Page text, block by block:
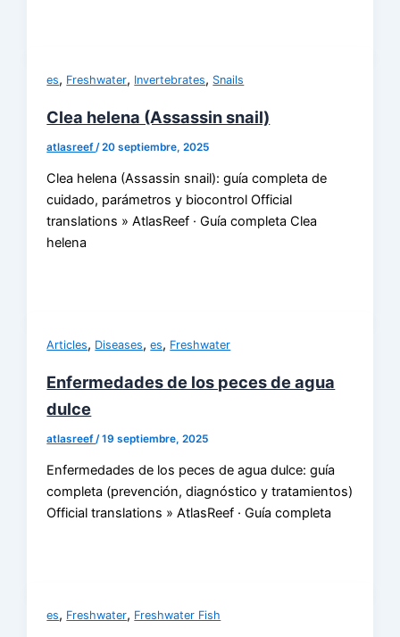
es, Freshwater, Invertebrates, Snails
Clea helena (Assassin snail)
atlasreef /20 septiembre, 2025
Clea helena (Assassin snail): guía completa de
cuidado, parámetros y biocontrol Official
translations » AtlasReef · Guía completa Clea
helena
Articles, Diseases,es, Freshwater
Enfermedades de los peces de agua
dulce
atlasreef/19 septiembre, 2025
Enfermedades de los peces de agua dulce: guía
completa (prevención, diagnóstico y tratamientos)
Official translations » AtlasReef · Guía completa
es, Freshwater, Freshwater Fish